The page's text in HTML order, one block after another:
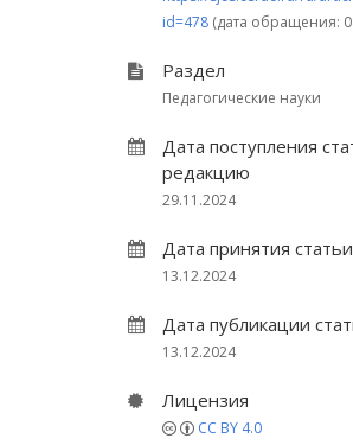
id=478 (дата обращения:
Раздел
Педагогические науки
Дата поступления
редакцию
29.11.2024
Дата принятия
13.12.2024
Дата публикации
13.12.2024
Лицензия
CC BY 4.0